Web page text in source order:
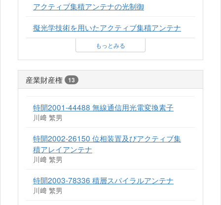
アクティブ集積アンテナの光制御
擬光学技術を用いたアクティブ集積アンテナ
もっとみる
産業財産権 13
特開2001-44488 無線通信用光電変換素子
川﨑 繁男
特開2002-26150 位相装置及びアクティブ集
積アレイアンテナ
川﨑 繁男
特開2003-78336 積層スパイラルアンテナ
川﨑 繁男